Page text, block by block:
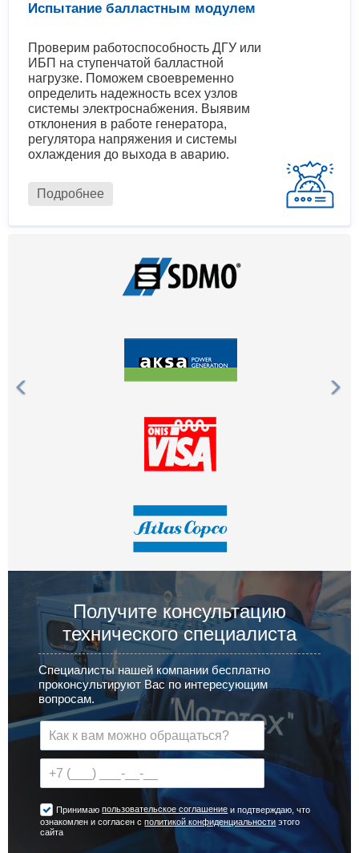
Испытание балластным модулем
Проверим работоспособность ДГУ или
ИБП на ступенчатой балластной
нагрузке. Поможем своевременно
определить надежность всех узлов
системы электроснабжения. Выявим
отклонения в работе генератора,
регулятора напряжения и системы
охлаждения до выхода в аварию.
Подробнее
Получите консультацию
технического специалиста
Специалисты нашей компании бесплатно
проконсультируют Вас по интересующим
вопросам.
Принимаюпользовательское соглашение и подтверждаю, что
ознакомлен и согласен сполитикой конфиденциальности этого
сайта